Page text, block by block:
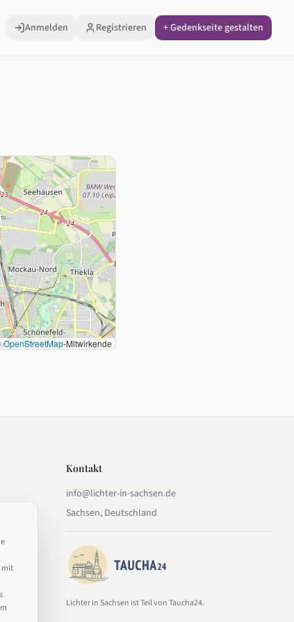
Anmelden Registrieren + Gedenkseite gestalten
OpenStreetMap-Mitwirkende
Kontakt
info@lichter-in-sachsen.de
Sachsen, Deutschland
Lichter in Sachsen ist Teil von Taucha24.
mit